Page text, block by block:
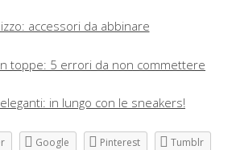
accessori da abbinare
toppe: 5 errori da non commettere
in lungo con le sneakers!
Google Pinterest Tumblr